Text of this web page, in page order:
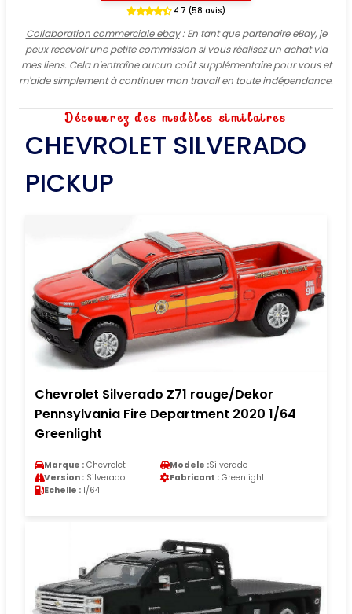
4.7 (58 avis)
Collaboration commerciale ebay: En tant que partenaire eBay, je
peux recevoir une petite commission si vous réalisez un achat via
mes liens. Cela n'entraîne aucun coût supplémentaire pour vous et
m'aide simplement à continuer mon travail en toute indépendance.
Découvrez des modèles similaires
CHEVROLET SILVERADO
PICKUP
Chevrolet Silverado Z71 rouge/Dekor
Pennsylvania Fire Department 2020 1/64
Greenlight
Marque : Chevrolet Modele :Silverado
Version : Silverado Fabricant : Greenlight
Echelle : 1/64